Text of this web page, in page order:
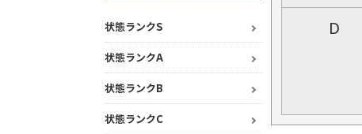
状態ランクS
状態ランクA
状態ランクB
状態ランクC
D